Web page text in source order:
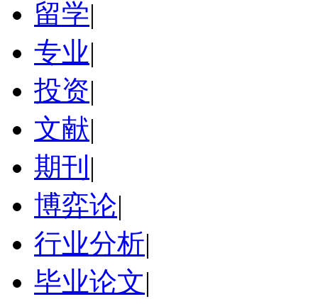
留学|
专业|
投资|
文献|
期刊 |
博弈论|
行业分析|
毕业论文|